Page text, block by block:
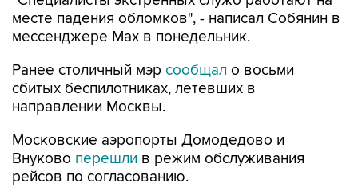
месте падения обломков", - написал Собянин в
мессенджере Max в понедельник.
Ранее столичный мэр сообщал о восьми
сбитых беспилотниках, летевших в
направлении Москвы.
Московские аэропорты Домодедово и
Внуково перешли в режим обслуживания
рейсов по согласованию.